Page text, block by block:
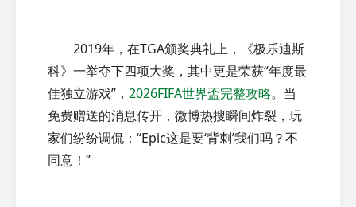
2019年，在TGA颁奖典礼上，《极乐迪斯
科》一举夺下四项大奖，其中更是荣获“年度最
佳独立游戏”， 2026FIFA世界盃完整攻略。当
免费赠送的消息传开，微博热搜瞬间炸裂，玩
家们纷纷调侃：“Epic这是要‘背刺’我们吗？不
同意！”